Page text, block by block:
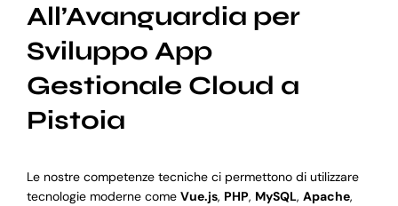
All’Avanguardia per
Sviluppo App
Gestionale Cloud a
Pistoia
Le nostre competenze tecniche ci permettono di utilizzare
tecnologie moderne come Vue.js, PHP, MySQL, Apache,